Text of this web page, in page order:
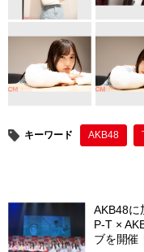
キーワード AKB48
AKB48に
P-T ×
ブを開催